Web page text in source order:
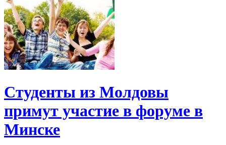
Студенты из Молдовы
примут участие в форуме в
Минске